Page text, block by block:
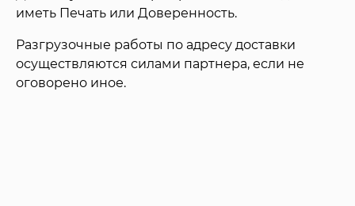
иметь Печать или Доверенность.
Разгрузочные работы по адресу доставки
осуществляются силами партнера, если не
оговорено иное.